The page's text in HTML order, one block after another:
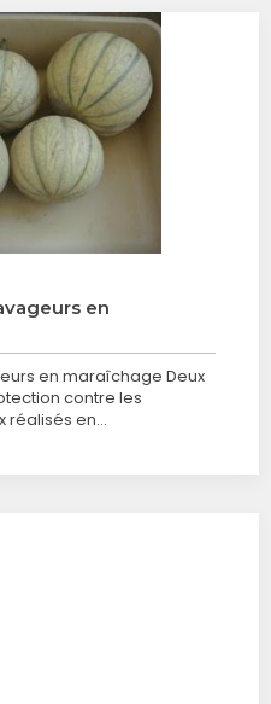
en
en maraîchage Deux
contre les
réalisés en…